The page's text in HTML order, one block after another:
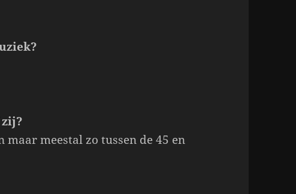
maar meestal zo tussen de 45 en